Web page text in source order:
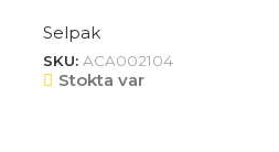
Selpak
SKU: ACA002104
Stokta var